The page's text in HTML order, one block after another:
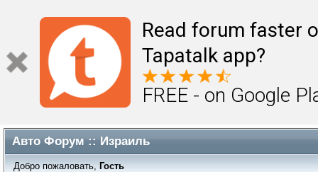
Read forum faster
Tapatalk app?
FREE - on Google
Авто Форум :: Израиль
Добро пожаловать, Гость